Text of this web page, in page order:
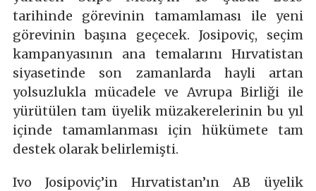
tarihinde görevinin tamamlaması ile yeni
görevinin başına geçecek. Josipoviç, seçim
kampanyasının ana temalarını Hırvatistan
siyasetinde son zamanlarda hayli artan
yolsuzlukla mücadele ve Avrupa Birliği ile
yürütülen tam üyelik müzakerelerinin bu yıl
içinde tamamlanması için hükümete tam
destek olarak belirlemişti.
Ivo Josipoviç’in Hırvatistan’ın AB üyelik